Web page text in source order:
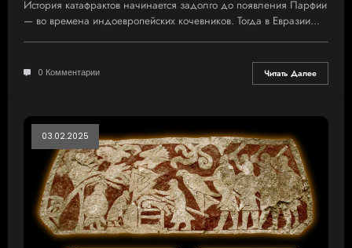
История катафрактов начинается задолго до появления Парфии
— во времена индоевропейских кочевников. Тогда в Евразии…
0 Комментарии Читать Далее
03.02.2025